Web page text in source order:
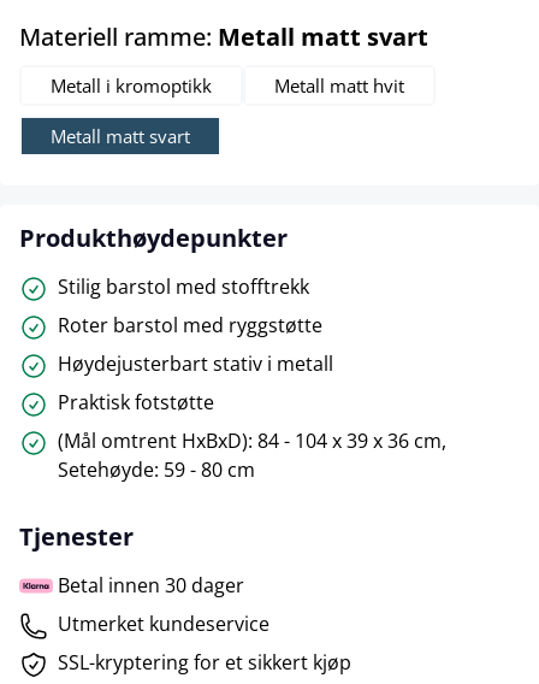
Materiell ramme: Metall matt svart
Metall i kromoptikk Metall matt hvit
Metall matt svart
Produkthøydepunkter
Stilig barstol med stofftrekk
Roter barstol med ryggstøtte
Høydejusterbart stativ i metall
Praktisk fotstøtte
(Mål omtrent HxBxD): 84 - 104 x 39 x 36 cm,
Setehøyde: 59 - 80 cm
Tjenester
Betal innen 30 dager
Utmerket kundeservice
SSL-kryptering for et sikkert kjøp